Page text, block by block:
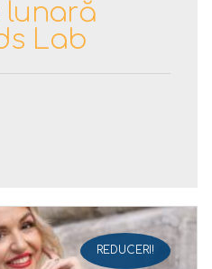
lunară
Lab
REDUCERI!